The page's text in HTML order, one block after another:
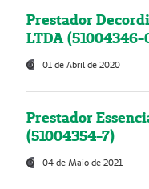
Prestador
LTDA (51004346-
01 de Abril de 2020
Prestador
(51004354-7)
04 de Maio de 2021